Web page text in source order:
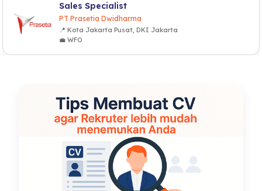
Sales Specialist
PT Prasetia Dwidharma
📍 Kota Jakarta Pusat, DKI Jakarta
💼 WFO